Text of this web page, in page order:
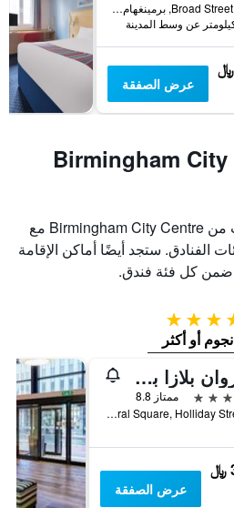
230 Broad Street, برمينغهام, المملكة المتحدة
عرض الصفقة
أسعار الفنادق في Birmingham City
وجدنا الفنادق التالية بالقرب من Birmingham City Centre مع
الفنادق. ستجد أيضًا أماكن الإقامة
ضمن كل فئة فندق.
4 نجوم
كروان بلازا برمنغهام سيتي
ممتاز 8.8
Central Square, Holliday Street, برمينغهام, المملكة المتحدة
عرض الصفقة